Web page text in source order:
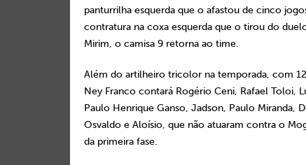
panturrilha esquerda que o afastou de cinco
contratura na coxa esquerda que o tirou do
Mirim, o camisa 9 retorna ao time.
Além do artilheiro tricolor na temporada, com
Ney Franco contará Rogério Ceni, Rafael Toloi,
Paulo Henrique Ganso, Jadson, Paulo Miranda,
Osvaldo e Aloísio, que não atuaram contra o
da primeira fase.